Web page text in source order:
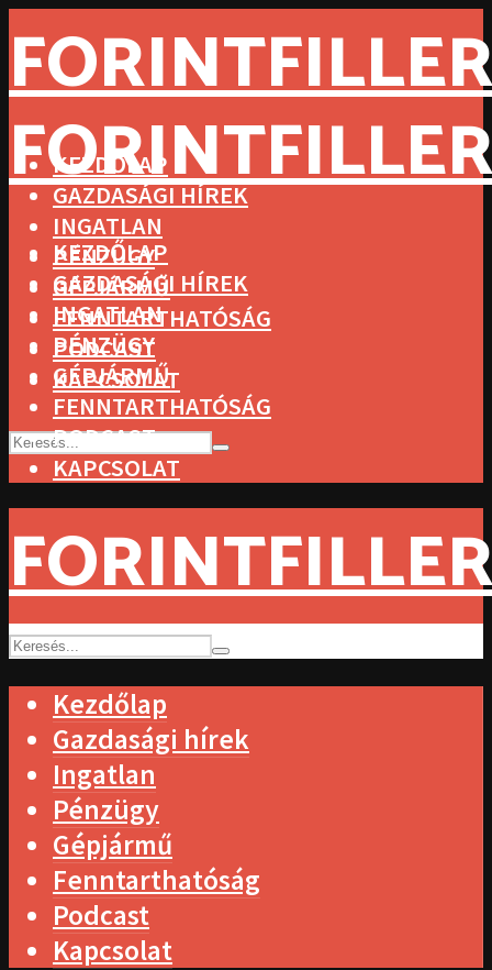
KEZDŐLAP
GAZDASÁGI HÍREK
INGATLAN
PÉNZÜGY
GÉPJÁRMŰ
FENNTARTHATÓSÁG
PODCAST
KAPCSOLAT
KEZDŐLAP
GAZDASÁGI HÍREK
INGATLAN
PÉNZÜGY
GÉPJÁRMŰ
FENNTARTHATÓSÁG
PODCAST
KAPCSOLAT
Kezdőlap
Gazdasági hírek
Ingatlan
Pénzügy
Gépjármű
Fenntarthatóság
Podcast
Kapcsolat